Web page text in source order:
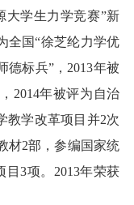
大学生力学竞赛”新
全国“徐芝纶力学优
德标兵”，2013年被
2014年被评为自治
教学改革项目并2次
材2部，参编国家统
3项。2013年荣获